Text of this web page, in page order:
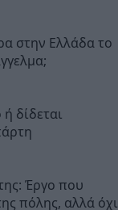
στην Ελλάδα το
δίδεται
Έργο που
πόλης, αλλά όχι